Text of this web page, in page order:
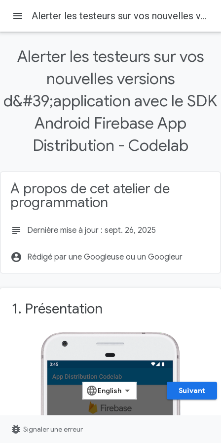
Firebase Codelabs
Sur cette page
1. Présentation
2. Obtenir l'exemple de code
3. Importer l'application de démarrage
menu Alerter les testeurs sur vos nouvelles versions d&#39;application avec le SDK Android Firebase App Distribution - Codelab
Alerter les testeurs sur vos
nouvelles versions
d&#39;application avec le SDK
Android Firebase App
Distribution - Codelab
À propos de cet atelier de
programmation
subject Dernière mise à jour : sept. 26, 2025
account_circle Rédigé par une Googleuse ou un Googleur
1. Présentation
Suivant
bug_report Signaler une erreur